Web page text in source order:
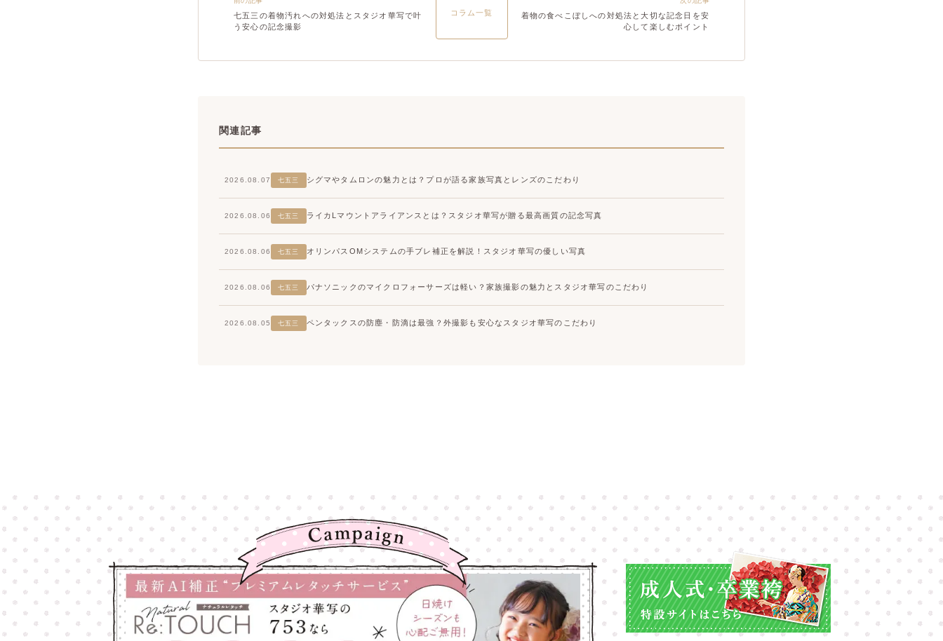
七五三の着物汚れへの対処法とスタジオ華写で叶
う安心の記念撮影
コラム一覧
着物の食べこぼしへの対処法と大切な記念日を安
心して楽しむポイント
関連記事
2026.08.07 七五三 シグマやタムロンの魅力とは？プロが語る家族写真とレンズのこだわり
2026.08.06 七五三 ライカLマウントアライアンスとは？スタジオ華写が贈る最高画質の記念写真
2026.08.06 七五三 オリンパスOMシステムの手ブレ補正を解説！スタジオ華写の優しい写真
2026.08.06 七五三 パナソニックのマイクロフォーサーズは軽い？家族撮影の魅力とスタジオ華写のこだわり
2026.08.05 七五三 ペンタックスの防塵・防滴は最強？外撮影も安心なスタジオ華写のこだわり